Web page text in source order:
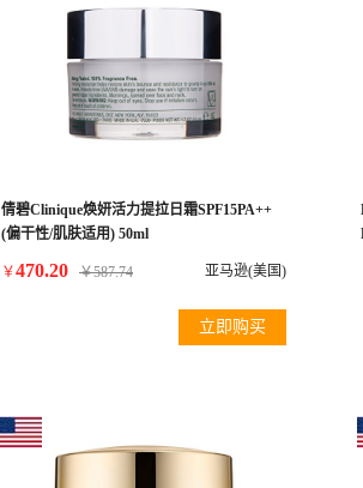
倩碧Clinique焕妍活力提拉日霜SPF15PA++
(偏干性/肌肤适用) 50ml
￥470.20 ￥587.74 亚马逊(美国)
立即购买